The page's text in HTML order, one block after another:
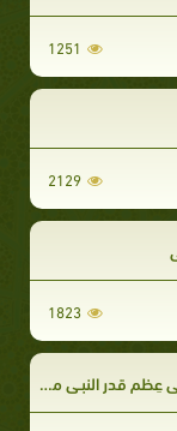
1251
2129
1823
، وبيان حقوقه السبعة عشر على الأمة